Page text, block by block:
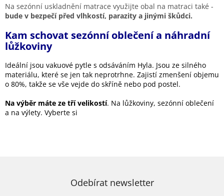
Na sezónní uskladnění matrace využijte obal na matraci také -
bude v bezpečí před vlhkostí, parazity a jinými škůdci.
Kam schovat sezónní oblečení a náhradní
lůžkoviny
Ideální jsou vakuové pytle s odsáváním Hyla. Jsou ze silného
materiálu, které se jen tak neprotrhne. Zajistí zmenšení objemu
o 80%, takže se vše vejde do skříně nebo pod postel.
Na výběr máte ze tří velikostí. Na lůžkoviny, sezónní oblečení
a na výlety. Vyberte si
Odebírat newsletter